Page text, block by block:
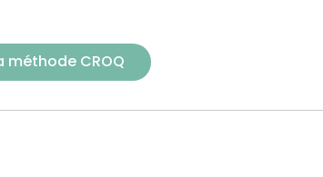
méthode CROQ